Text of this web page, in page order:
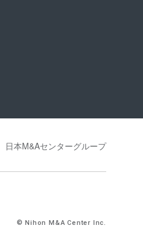
日本M&Aセンターグループ
© Nihon M&A Center Inc.